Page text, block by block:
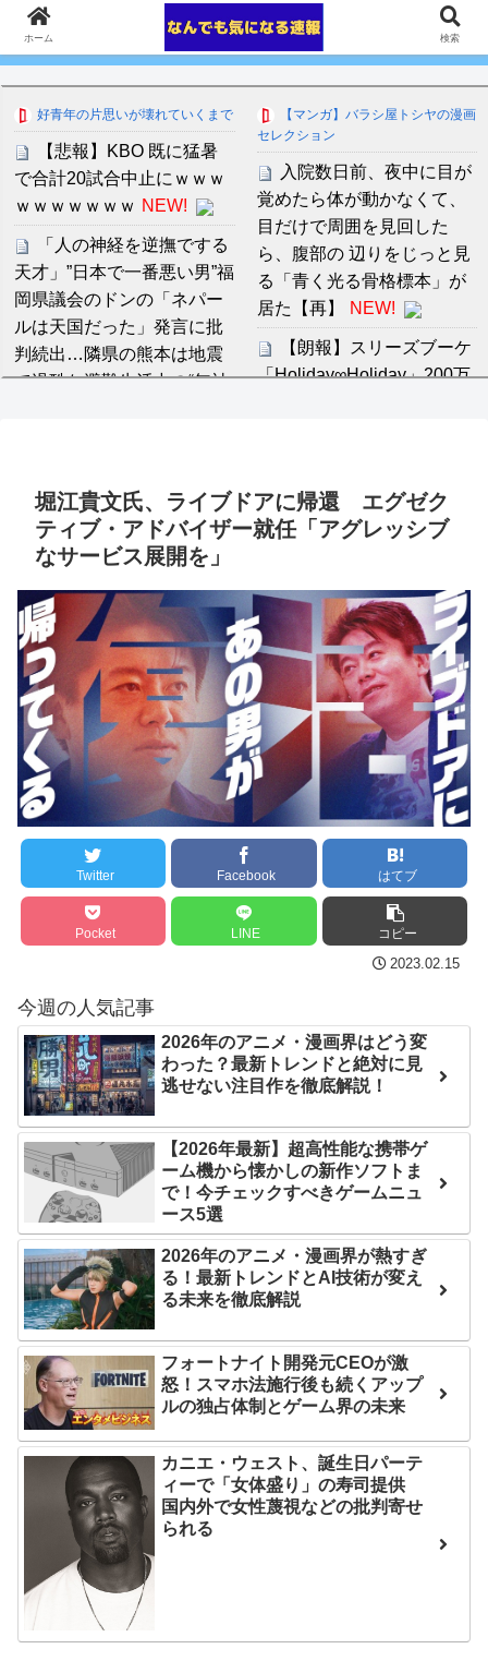
好青年の片思いが壊れていくまで
【悲報】KBO 既に猛暑
で合計20試合中止にｗｗｗ
ｗｗｗｗｗｗｗ NEW!
「人の神経を逆撫でする
天才」”日本で一番悪い男”福
岡県議会のドンの「ネパー
ルは天国だった」発言に批
判続出…隣県の熊本は地震
で過酷な避難生活中の“無神
り前に野球ができる、そう
じゃない」 NEW!
【東京】睡眠時無呼吸症
候群診断後に死亡事故＝運
転の無職男（３４）、独断
で治療中断―危険運転致死
罪適用
NEW!
【神企業】任天堂、熊本
に5000万円寄付 NEW!
クレバテスⅡ-魔獣の王と
偽りの勇者伝承- 第4話 感
想：敵を探すよりトアの書
を餌に誘き出す作戦！
【画像】発達障害の子ど
もはこの絵の意味がすぐに
日本が北朝鮮に辛勝し二
次予選3連勝も、海外ファン
は采配に辛辣「おそろしい
内容の後半」「今日の森保
はチキン」
七ツ森りり ご令嬢と召使
いの禁断の恋…1日だけ許さ
れた夫婦としての時間をひ
たすら愛し合う。
Powered by livedoor 相
互RSS
【マンガ】バラシ屋トシヤの漫画
セレクション
入院数日前、夜中に目が
覚めたら体が動かなくて、
目だけで周囲を見回した
ら、腹部の 辺りをじっと見
る「青く光る骨格標本」が
居た【再】
NEW!
【朗報】スリーズブーケ
「Holiday∞Holiday」200万
の大迫力白おっぱい！！
セ・リーグ出塁回数ラン
8/3まで
【地獄のような聴聞会】
Ｗ杯１次Ｌ敗退の韓国 議員
が「なぜ負けたのか？」ソ
ン・フンミン先発落ちは
「監督の報復」
すまん熊本やがコンビニ
に食品も水もない
ディズニーが「大課金時
代」に突入！アトラクショ
ンパスがどれもこれも1500
円の課金チケに
海外「日本よ、お前がナ
に世界が衝撃
【第7話予告】水10ドラ
ンディなクリスマスイヴ
2/25(水)
36歳の彼女と結婚したい
のに、家族が猛反対。家族
から信じられない言葉が飛
び出した… 他
滝沢秀明の新オーディショ
ンが“まんまジャニーズ”とフ
ァン衝撃
Powered by livedoor 相
互RSS
堀江貴文氏、ライブドアに帰還 エグゼク
ティブ・アドバイザー就任「アグレッシブ
なサービス展開を」
Twitter Facebook はてブ
Pocket LINE コピー
2023.02.15
今週の人気記事
2026年のアニメ・漫画界はどう変
わった？最新トレンドと絶対に見
逃せない注目作を徹底解説！
【2026年最新】超高性能な携帯ゲ
ーム機から懐かしの新作ソフトま
で！今チェックすべきゲームニュ
ース5選
2026年のアニメ・漫画界が熱すぎ
る！最新トレンドとAI技術が変え
る未来を徹底解説
フォートナイト開発元CEOが激
怒！スマホ法施行後も続くアップ
ルの独占体制とゲーム界の未来
カニエ・ウェスト、誕生日パーテ
ィーで「女体盛り」の寿司提供
国内外で女性蔑視などの批判寄せ
られる
ホーム 検索